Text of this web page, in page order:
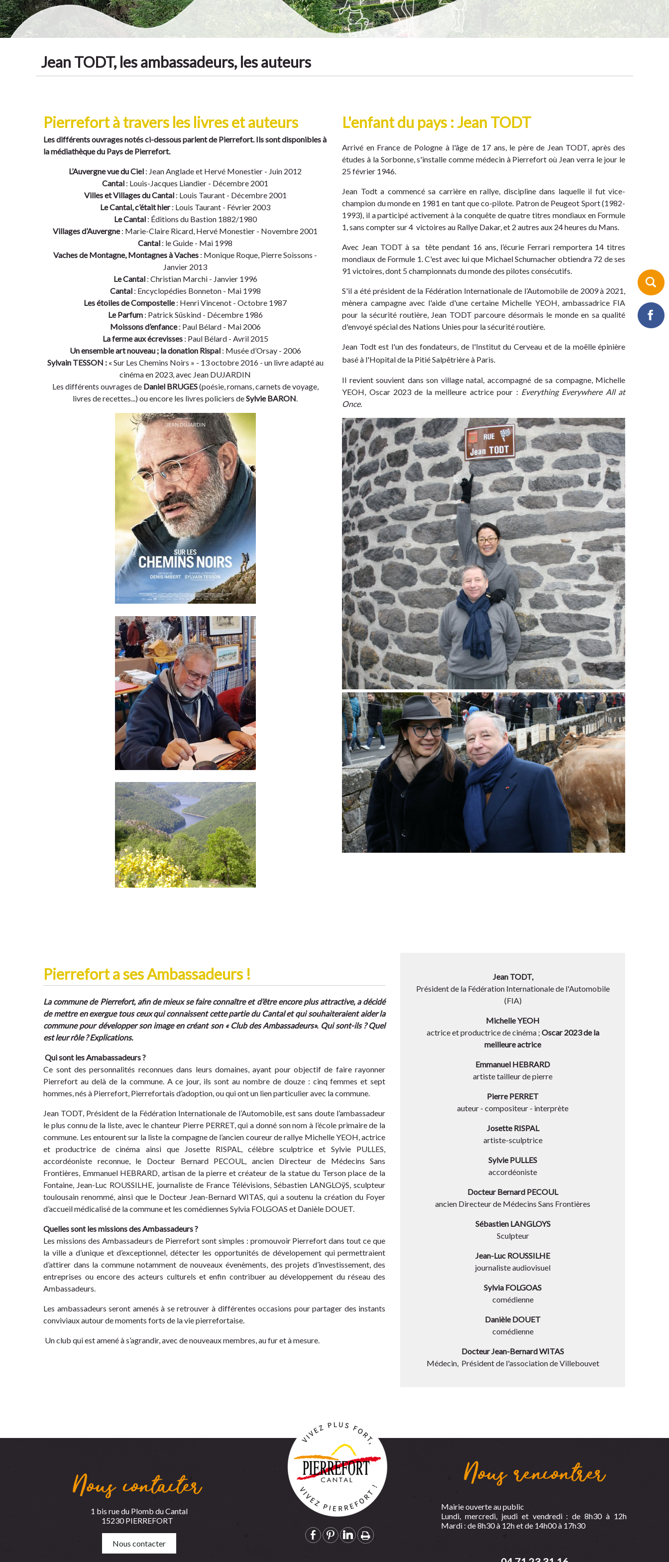
Jean TODT, les ambassadeurs, les auteurs
Pierrefort à travers les livres et auteurs
Les différents ouvrages notés ci-dessous parlent de Pierrefort. Ils sont disponibles à
la médiathèque du Pays de Pierrefort.
L’Auvergne vue du Ciel : Jean Anglade et Hervé Monestier - Juin 2012
Cantal : Louis-Jacques Liandier - Décembre 2001
Villes et Villages du Cantal: Louis Taurant - Décembre 2001
Le Cantal, c’était hier: Louis Taurant - Février 2003
Le Cantal: Éditions du Bastion 1882/1980
Villages d’Auvergne: Marie-Claire Ricard, Hervé Monestier - Novembre 2001
Cantal : le Guide - Mai 1998
Vaches de Montagne, Montagnes à Vaches : Monique Roque, Pierre Soissons -
Janvier 2013
Le Cantal: Christian Marchi - Janvier 1996
Cantal: Encyclopédies Bonneton - Mai 1998
Les étoiles de Compostelle: Henri Vincenot - Octobre 1987
Le Parfum: Patrick Süskind - Décembre 1986
Moissons d’enfance: Paul Bélard - Mai 2006
La ferme aux écrevisses: Paul Bélard - Avril 2015
Un ensemble art nouveau ; la donation Rispal: Musée d’Orsay - 2006
Sylvain TESSON :« Sur Les Chemins Noirs » - 13 octobre 2016 - un livre adapté au
cinéma en 2023, avec Jean DUJARDIN
Les différents ouvrages de Daniel BRUGES(poésie, romans, carnets de voyage,
livres de recettes...) ou encore les livres policiers deSylvie BARON.
L'enfant du pays : Jean TODT
Arrivé en France de Pologne à l'âge de 17 ans, le père de Jean TODT, après des
études à la Sorbonne, s'installe comme médecin à Pierrefort où Jean verra le jour le
25 février 1946.
Jean Todt a commencé sa carrière en rallye, discipline dans laquelle il fut vice-
champion du monde en 1981 en tant que co-pilote. Patron de Peugeot Sport (1982-
1993), il a participé activement à la conquête de quatre titres mondiaux en Formule
1, sans compter sur 4 victoires au Rallye Dakar, et 2 autres aux 24 heures du Mans.
Avec Jean TODT à sa tête pendant 16 ans, l’écurie Ferrari remportera 14 titres
mondiaux de Formule 1. C'est avec lui que Michael Schumacher obtiendra 72 de ses
91 victoires, dont 5 championnats du monde des pilotes consécutifs.
S'il a été président de la Fédération Internationale de l’Automobile de 2009 à 2021,
mènera campagne avec l'aide d'une certaine Michelle YEOH, ambassadrice FIA
pour la sécurité routière, Jean TODT parcoure désormais le monde en sa qualité
d'envoyé spécial des Nations Unies pour la sécurité routière.
Jean Todt est l'un des fondateurs, de l'Institut du Cerveau et de la moëlle épinière
basé à l'Hopital de la Pitié Salpêtrière à Paris.
Il revient souvient dans son village natal, accompagné de sa compagne, Michelle
YEOH, Oscar 2023 de la meilleure actrice pour : Everything Everywhere All at
Once.
Pierrefort a ses Ambassadeurs !
La commune de Pierrefort, afin de mieux se faire connaître et d’être encore plus attractive, a décidé
de mettre en exergue tous ceux qui connaissent cette partie du Cantal et qui souhaiteraient aider la
commune pour développer son image en créant son « Club des Ambassadeurs». Qui sont-ils ? Quel
est leur rôle ? Explications.
Qui sont les Amabassadeurs ?
Ce sont des personnalités reconnues dans leurs domaines, ayant pour objectif de faire rayonner
Pierrefort au delà de la commune. A ce jour, ils sont au nombre de douze : cinq femmes et sept
hommes, nés à Pierrefort, Pierrefortais d’adoption, ou qui ont un lien particulier avec la commune.
Jean TODT, Président de la Fédération Internationale de l’Automobile, est sans doute l’ambassadeur
le plus connu de la liste, avec le chanteur Pierre PERRET, qui a donné son nom à l’école primaire de la
commune. Les entourent sur la liste la compagne de l’ancien coureur de rallye Michelle YEOH, actrice
et productrice de cinéma ainsi que Josette RISPAL, célèbre sculptrice et Sylvie PULLES,
accordéoniste reconnue, le Docteur Bernard PECOUL, ancien Directeur de Médecins Sans
Frontières, Emmanuel HEBRARD, artisan de la pierre et créateur de la statue du Terson place de la
Fontaine, Jean-Luc ROUSSILHE, journaliste de France Télévisions, Sébastien LANGLOÿS, sculpteur
toulousain renommé, ainsi que le Docteur Jean-Bernard WITAS, qui a soutenu la création du Foyer
d’accueil médicalisé de la commune et les comédiennes Sylvia FOLGOAS et Danièle DOUET.
Quelles sont les missions des Ambassadeurs ?
Les missions des Ambassadeurs de Pierrefort sont simples : promouvoir Pierrefort dans tout ce que
la ville a d’unique et d’exceptionnel, détecter les opportunités de dévelopement qui permettraient
d’attirer dans la commune notamment de nouveaux évenèments, des projets d’investissement, des
entreprises ou encore des acteurs culturels et enfin contribuer au développement du réseau des
Ambassadeurs.
Les ambassadeurs seront amenés à se retrouver à différentes occasions pour partager des instants
conviviaux autour de moments forts de la vie pierrefortaise.
Un club qui est amené à s’agrandir, avec de nouveaux membres, au fur et à mesure.
Jean TODT,
Président de la Fédération Internationale de l'Automobile
(FIA)
Michelle YEOH
actrice et productrice de cinéma ; Oscar 2023 de la
meilleure actrice
Emmanuel HEBRARD
artiste tailleur de pierre
Pierre PERRET
auteur - compositeur - interprète
Josette RISPAL
artiste-sculptrice
Sylvie PULLES
accordéoniste
Docteur Bernard PECOUL
ancien Directeur de Médecins Sans Frontières
Sébastien LANGLOYS
Sculpteur
Jean-Luc ROUSSILHE
journaliste audiovisuel
Sylvia FOLGOAS
comédienne
Danièle DOUET
comédienne
Docteur Jean-Bernard WITAS
Médecin, Président de l'association de Villebouvet
Nous contacter
1 bis rue du Plomb du Cantal
15230 PIERREFORT
Nous contacter
Nous rencontrer
Mairie ouverte au public
Lundi, mercredi, jeudi et vendredi : de 8h30 à 12h
Mardi : de 8h30 à 12h et de 14h00 à 17h30